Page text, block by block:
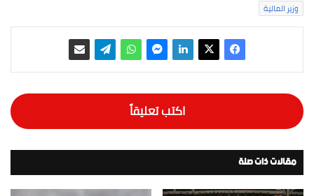
وزير المالية
اكتب تعليقاً
مقالات ذات صلة